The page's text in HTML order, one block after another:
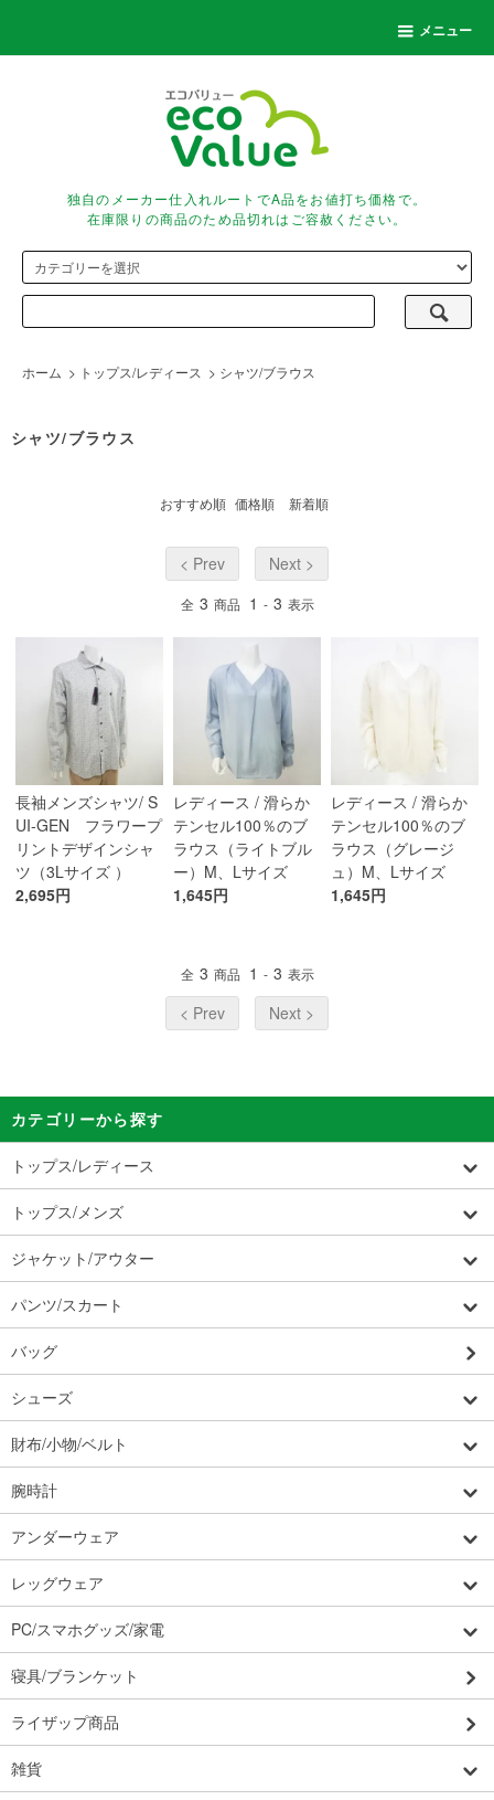
メニュー
独自のメーカー仕入れルートでA品をお値打ち価格で。
在庫限りの商品のため品切れはご容赦ください。
ホーム > トップス/レディース > シャツ/ブラウス
シャツ/ブラウス
おすすめ順 価格順 新着順
< Prev Next >
全 3 商品 1 - 3 表示
長袖メンズシャツ/ S
UI-GEN フラワープ
リントデザインシャ
ツ（3Lサイズ ）
2,695円
レディース / 滑らか
テンセル100％のブ
ラウス（ライトブル
ー）M、Lサイズ
1,645円
レディース / 滑らか
テンセル100％のブ
ラウス（グレージ
ュ）M、Lサイズ
1,645円
全 3 商品 1 - 3 表示
< Prev Next >
カテゴリーから探す
トップス/レディース
トップス/メンズ
ジャケット/アウター
パンツ/スカート
バッグ
シューズ
財布/小物/ベルト
腕時計
アンダーウェア
レッグウェア
PC/スマホグッズ/家電
寝具/ブランケット
ライザップ商品
雑貨